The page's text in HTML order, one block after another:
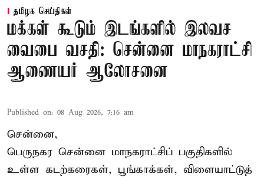
தமிழக செய்திகள்
மக்கள் கூடும் இடங்களில் இலவச
வைபை வசதி: சென்னை மாநகராட்சி
ஆணையர் ஆலோசனை
Published on: 08 Aug 2026, 7:16 am
சென்னை,
பெருநகர சென்னை மாநகராட்சிப் பகுதிகளில்
உள்ள கடற்கரைகள், பூங்காக்கள், விளையாட்டுத்